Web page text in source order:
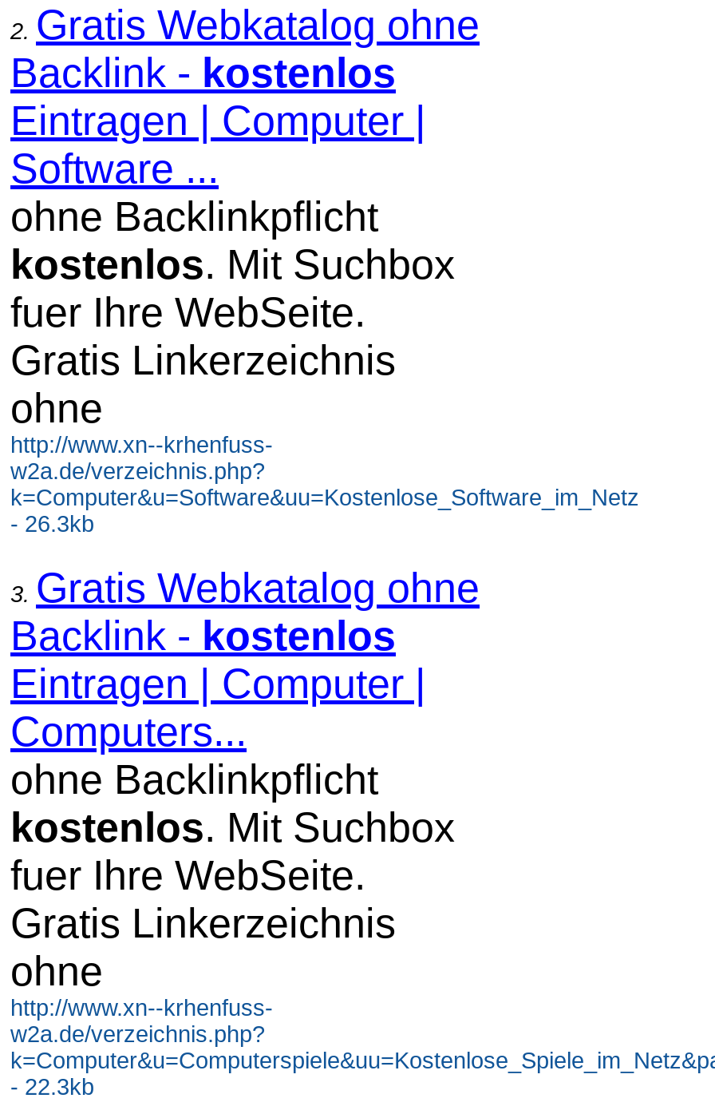
2. Gratis Webkatalog ohne
Backlink - kostenlos
Eintragen | Computer |
Software ...
ohne Backlinkpflicht
kostenlos. Mit Suchbox
fuer Ihre WebSeite.
Gratis Linkerzeichnis
ohne
http://www.xn--krhenfuss-
w2a.de/verzeichnis.php?
k=Computer&u=Software&uu=Kostenlose_Software_im_Netz
- 26.3kb
3. Gratis Webkatalog ohne
Backlink - kostenlos
Eintragen | Computer |
Computers...
ohne Backlinkpflicht
kostenlos. Mit Suchbox
fuer Ihre WebSeite.
Gratis Linkerzeichnis
ohne
http://www.xn--krhenfuss-
w2a.de/verzeichnis.php?
- 22.3kb